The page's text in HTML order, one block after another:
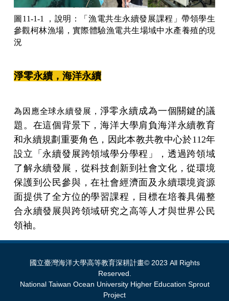
圖11-1-1 ，說明：「漁電共生永續發展課程」帶領學生
參觀柯林漁場，實際體驗漁電共生場域中水產養殖的現
況
淨零永續，海洋永續
為因應全球永續發展， 淨零永續成為一個關鍵的議
題 。在這個背景下，海洋大學肩負海洋永續教育
和永續規劃重要角色，因此本教共教中心於112年
設立「永續發展跨領域學分學程」， 透過跨領域
了解永續發展，從科技創新到社會文化，從環境
保護到公民參與，在社會經濟面及永續環境資源
面提供了全方位的學習課程，目標在培養具備整
合永續發展與跨領域研究之高等人才與世界公民
領袖。
國立臺灣海洋大學高等教育深耕計畫© 2023 All Rights
Reserved.
National Taiwan Ocean University Higher Education Sprout
Project